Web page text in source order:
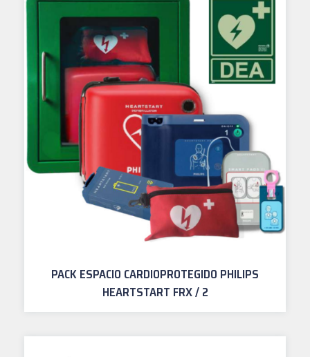
PACK ESPACIO CARDIOPROTEGIDO PHILIPS
HEARTSTART FRX / 2